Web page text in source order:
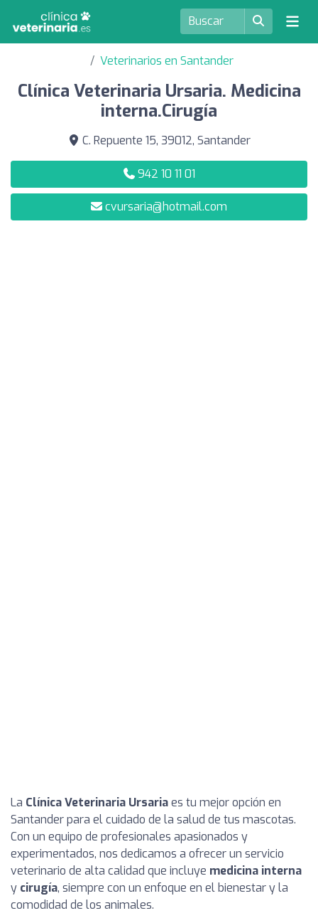
Veterinarios en Santander
Clínica Veterinaria Ursaria. Medicina
interna.Cirugía
C. Repuente 15, 39012, Santander
942 10 11 01
cvursaria@hotmail.com
La Clínica Veterinaria Ursariaes tu mejor opción en
Santander para el cuidado de la salud de tus mascotas.
Con un equipo de profesionales apasionados y
experimentados, nos dedicamos a ofrecer un servicio
veterinario de alta calidad que incluye medicina interna
y cirugía, siempre con un enfoque en el bienestar y la
comodidad de los animales.